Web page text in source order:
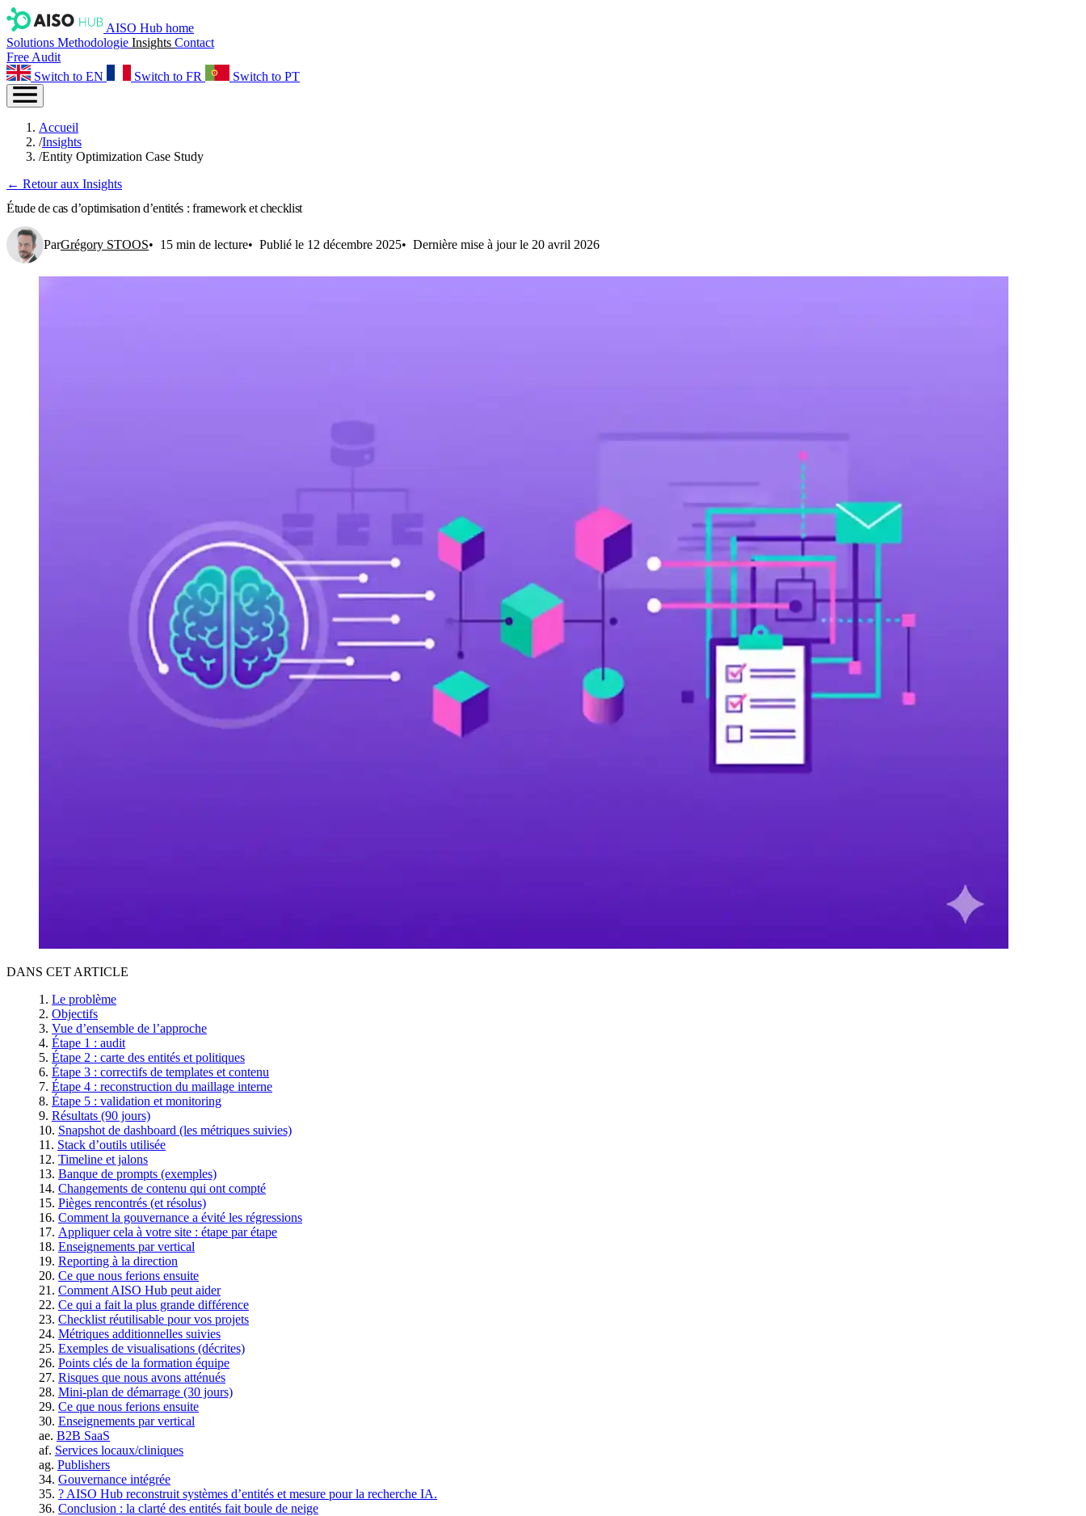
AISO Hub home
Solutions Methodologie Insights Contact
Free Audit
Switch to EN
Switch to FR Switch to PT
Accueil
/Insights
/Entity Optimization Case Study
← Retour aux Insights
Étude de cas d’optimisation d’entités : framework et checklist
ParGrégory STOOS 15 min de lecture Publié le 12 décembre 2025 Dernière mise à jour le 20 avril 2026
DANS CET ARTICLE
Le problème
Objectifs
Vue d’ensemble de l’approche
Étape 1 : audit
Étape 2 : carte des entités et politiques
Étape 3 : correctifs de templates et contenu
Étape 4 : reconstruction du maillage interne
Étape 5 : validation et monitoring
Résultats (90 jours)
Snapshot de dashboard (les métriques suivies)
Stack d’outils utilisée
Timeline et jalons
Banque de prompts (exemples)
Changements de contenu qui ont compté
Pièges rencontrés (et résolus)
Comment la gouvernance a évité les régressions
Appliquer cela à votre site : étape par étape
Enseignements par vertical
Reporting à la direction
Ce que nous ferions ensuite
Comment AISO Hub peut aider
Ce qui a fait la plus grande différence
Checklist réutilisable pour vos projets
Métriques additionnelles suivies
Exemples de visualisations (décrites)
Points clés de la formation équipe
Risques que nous avons atténués
Mini-plan de démarrage (30 jours)
Ce que nous ferions ensuite
Enseignements par vertical
B2B SaaS
Services locaux/cliniques
Publishers
Gouvernance intégrée
? AISO Hub reconstruit systèmes d’entités et mesure pour la recherche IA.
Conclusion : la clarté des entités fait boule de neige